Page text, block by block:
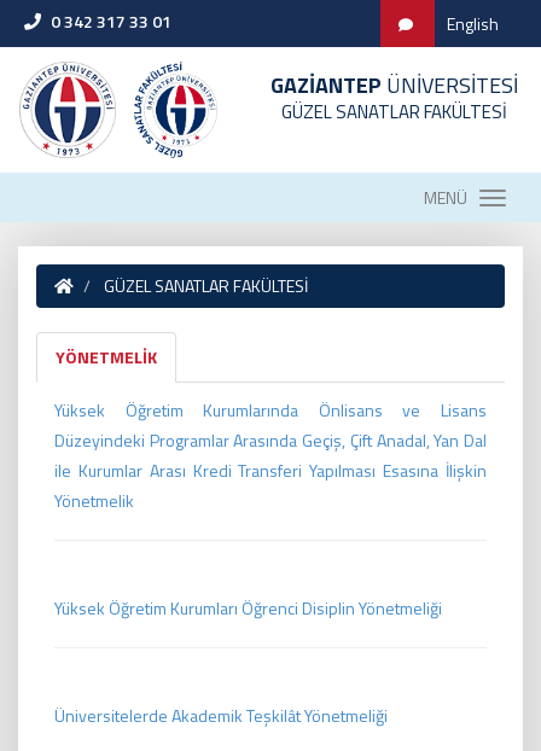
0 342 317 33 01 English
GAZİANTEP ÜNİVERSİTESİ
GÜZEL SANATLAR FAKÜLTESİ
MENÜ
GÜZEL SANATLAR FAKÜLTESİ
YÖNETMELİK
Yüksek Öğretim Kurumlarında Önlisans ve Lisans
Düzeyindeki Programlar Arasında Geçiş, Çift Anadal, Yan Dal
ile Kurumlar Arası Kredi Transferi Yapılması Esasına İlişkin
Yönetmelik
Yüksek Öğretim Kurumları Öğrenci Disiplin Yönetmeliği
Üniversitelerde Akademik Teşkilât Yönetmeliği